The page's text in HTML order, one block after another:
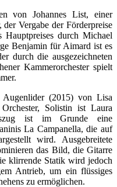
von Johannes List, einer
Vergabe der Förderpreise
durch Michael
Benjamin für Aimard ist es
durch die ausgezeichneten
Kammerorchester spielt
(2015) von Lisa
Solistin ist Laura
ist im Grunde eine
La Campanella, die auf
wird. Ausgebreitete
das Bild, die Gitarre
klirrende Statik wird jedoch
Antrieb, um ein flüssiges
zu ermöglichen.